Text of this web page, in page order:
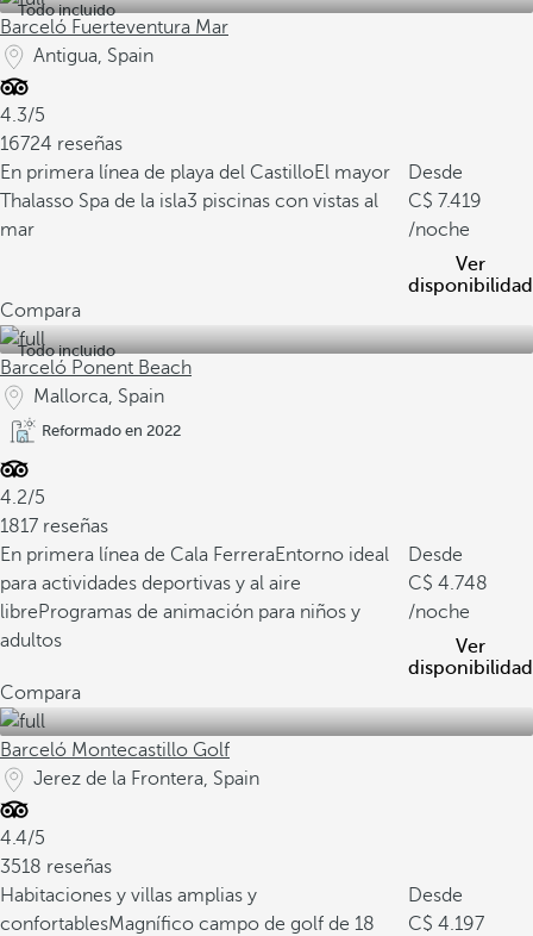
Todo incluido
Barceló Fuerteventura Mar
Antigua, Spain
4.3/5
16724 reseñas
En primera línea de playa del CastilloEl mayor
Thalasso Spa de la isla3 piscinas con vistas al
mar
Desde
7.419
/noche
Ver
disponibilidad
Compara
Todo incluido
Barceló Ponent Beach
Mallorca, Spain
Reformado en 2022
4.2/5
1817 reseñas
En primera línea de Cala FerreraEntorno ideal
para actividades deportivas y al aire
libreProgramas de animación para niños y
adultos
Desde
4.748
/noche
Ver
disponibilidad
Compara
Barceló Montecastillo Golf
Jerez de la Frontera, Spain
4.4/5
3518 reseñas
Habitaciones y villas amplias y
confortablesMagnífico campo de golf de 18
Desde
4.197